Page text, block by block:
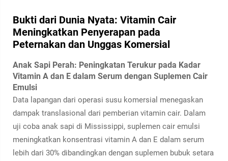
Bukti dari Dunia Nyata: Vitamin Cair
Meningkatkan Penyerapan pada
Peternakan dan Unggas Komersial
Anak Sapi Perah: Peningkatan Terukur pada Kadar
Vitamin A dan E dalam Serum dengan Suplemen Cair
Emulsi
Data lapangan dari operasi susu komersial menegaskan
dampak translasional dari pemberian vitamin cair. Dalam
uji coba anak sapi di Mississippi, suplemen cair emulsi
meningkatkan konsentrasi vitamin A dan E dalam serum
lebih dari 30% dibandingkan dengan suplemen bubuk setara